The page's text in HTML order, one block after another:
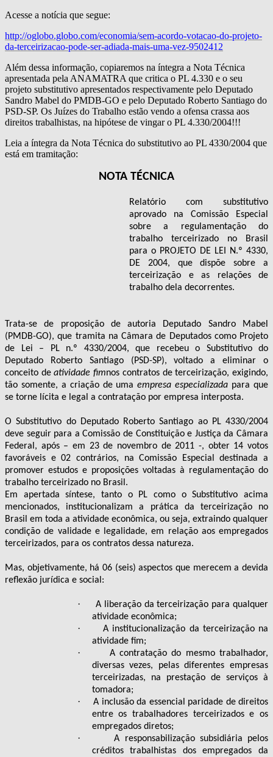
Acesse a notícia que segue:
http://oglobo.globo.com/economia/sem-acordo-votacao-do-projeto-
da-terceirizacao-pode-ser-adiada-mais-uma-vez-9502412
Além dessa informação, copiaremos na íntegra a Nota Técnica
apresentada pela ANAMATRA que critica o PL 4.330 e o seu
projeto substitutivo apresentados respectivamente pelo Deputado
Sandro Mabel do PMDB-GO e pelo Deputado Roberto Santiago do
PSD-SP. Os Juízes do Trabalho estão vendo a ofensa crassa aos
direitos trabalhistas, na hipótese de vingar o PL 4.330/2004!!!
Leia a íntegra da Nota Técnica do substitutivo ao PL 4330/2004 que
está em tramitação:
NOTA TÉCNICA
Relatório com substitutivo
aprovado na Comissão Especial
sobre a regulamentação do
trabalho terceirizado no Brasil
para o PROJETO DE LEI N.º 4330,
DE 2004, que dispõe sobre a
terceirização e as relações de
trabalho dela decorrentes.
Trata-se de proposição de autoria Deputado Sandro Mabel
(PMDB-GO), que tramita na Câmara de Deputados como Projeto
de Lei – PL n.º 4330/2004, que recebeu o Substitutivo do
Deputado Roberto Santiago (PSD-SP), voltado a eliminar o
conceito deatividade fimnos contratos de terceirização, exigindo,
tão somente, a criação de umaempresa especializada para que
se torne lícita e legal a contratação por empresa interposta.
O Substitutivo do Deputado Roberto Santiago ao PL 4330/2004
deve seguir para a Comissão de Constituição e Justiça da Câmara
Federal, após – em 23 de novembro de 2011 -, obter 14 votos
favoráveis e 02 contrários, na Comissão Especial destinada a
promover estudos e proposições voltadas à regulamentação do
trabalho terceirizado no Brasil.
Em apertada síntese, tanto o PL como o Substitutivo acima
mencionados, institucionalizam a prática da terceirização no
Brasil em toda a atividade econômica, ou seja, extraindo qualquer
condição de validade e legalidade, em relação aos empregados
terceirizados, para os contratos dessa natureza.
Mas, objetivamente, há 06 (seis) aspectos que merecem a devida
reflexão jurídica e social:
·
A liberação da terceirização para qualquer
atividade econômica;
·
A institucionalização da terceirização na
atividade fim;
·
A contratação do mesmo trabalhador,
diversas vezes, pelas diferentes empresas
terceirizadas, na prestação de serviços à
tomadora;
·
A inclusão da essencial paridade de direitos
entre os trabalhadores terceirizados e os
empregados diretos;
·
A responsabilização subsidiária pelos
créditos trabalhistas dos empregados da